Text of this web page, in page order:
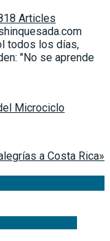
Articles
todos los días,
"No se aprende
Microciclo
a Costa Rica»